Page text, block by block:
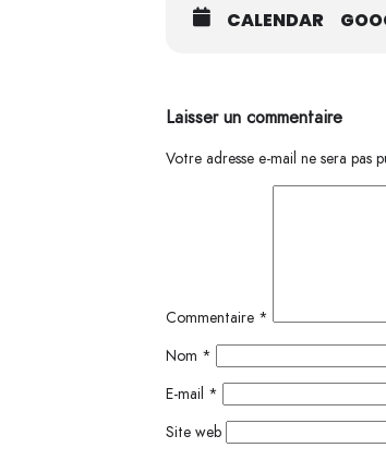
CALENDAR
Laisser un commentaire
Votre adresse e-mail ne sera pas
Commentaire *
Nom *
E-mail *
Site web